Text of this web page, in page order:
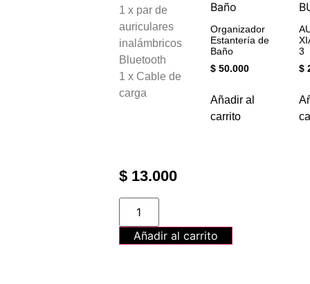
1 x par de
auriculares
inalámbricos
Bluetooth
1 x Cable de
carga
$13.000
Añadir al carrito
Organizador
Estantería de
Baño
$50.000
Añadir al
carrito
3
$